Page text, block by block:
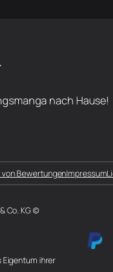
nach Hause!
BewertungenImpressum
Co. KG ©
Eigentum ihrer